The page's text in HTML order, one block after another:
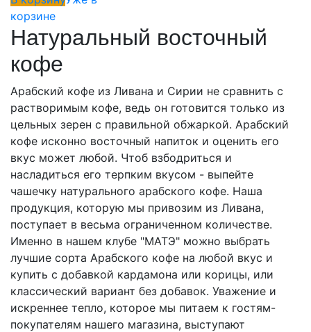
корзине
Натуральный восточный
кофе
Арабский кофе из Ливана и Сирии не сравнить с
растворимым кофе, ведь он готовится только из
цельных зерен с правильной обжаркой. Арабский
кофе исконно восточный напиток и оценить его
вкус может любой. Чтоб взбодриться и
насладиться его терпким вкусом - выпейте
чашечку натурального арабского кофе. Наша
продукция, которую мы привозим из Ливана,
поступает в весьма ограниченном количестве.
Именно в нашем клубе "МАТЭ" можно выбрать
лучшие сорта Арабского кофе на любой вкус и
купить с добавкой кардамона или корицы, или
классический вариант без добавок. Уважение и
искреннее тепло, которое мы питаем к гостям-
покупателям нашего магазина, выступают